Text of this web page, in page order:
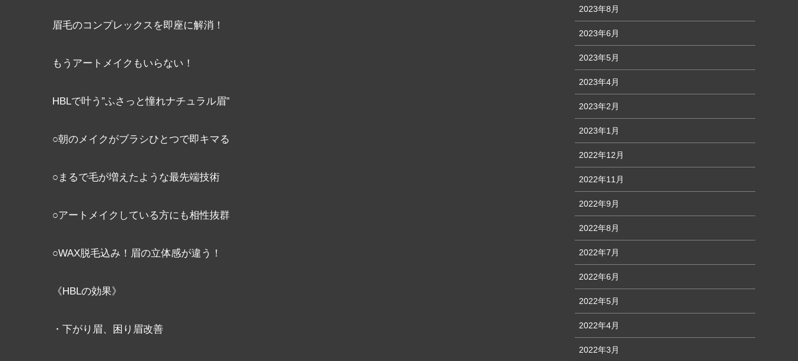
眉毛のコンプレックスを即座に解消！
もうアートメイクもいらない！
HBLで叶う”ふさっと憧れナチュラル眉”
○朝のメイクがブラシひとつで即キマる
○まるで毛が増えたような最先端技術
○アートメイクしている方にも相性抜群
○WAX脱毛込み！眉の立体感が違う！
《HBLの効果》
・下がり眉、困り眉改善
2023年8月
2023年6月
2023年5月
2023年4月
2023年2月
2023年1月
2022年12月
2022年11月
2022年9月
2022年8月
2022年7月
2022年6月
2022年5月
2022年4月
2022年3月